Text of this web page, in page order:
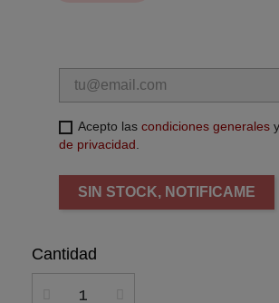
Acepto las condiciones generales
de privacidad.
SIN STOCK, NOTIFICAME
Cantidad